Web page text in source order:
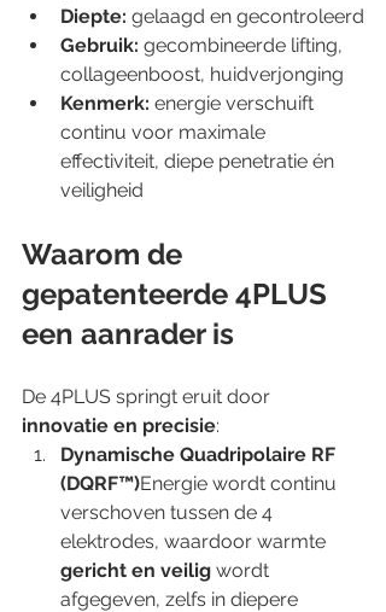
Diepte: gelaagd en gecontroleerd
Gebruik: gecombineerde lifting,
collageenboost, huidverjonging
Kenmerk: energie verschuift
continu voor maximale
effectiviteit, diepe penetratie én
veiligheid
Waarom de
gepatenteerde 4PLUS
een aanrader is
De 4PLUS springt eruit door
innovatie en precisie:
Dynamische Quadripolaire RF
(DQRF™)Energie wordt continu
verschoven tussen de 4
elektrodes, waardoor warmte
gericht en veilig wordt
afgegeven, zelfs in diepere